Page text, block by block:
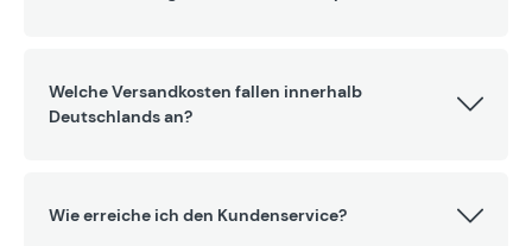
Welche Versandkosten fallen innerhalb
Deutschlands an?
Wie erreiche ich den Kundenservice?